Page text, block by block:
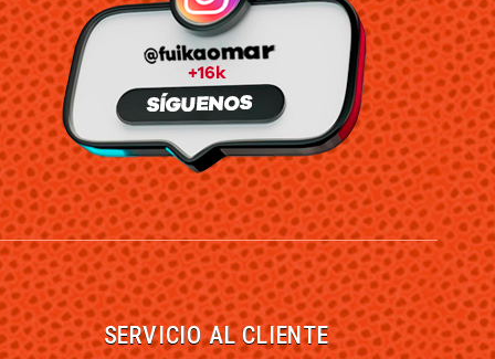
SERVICIO AL CLIENTE